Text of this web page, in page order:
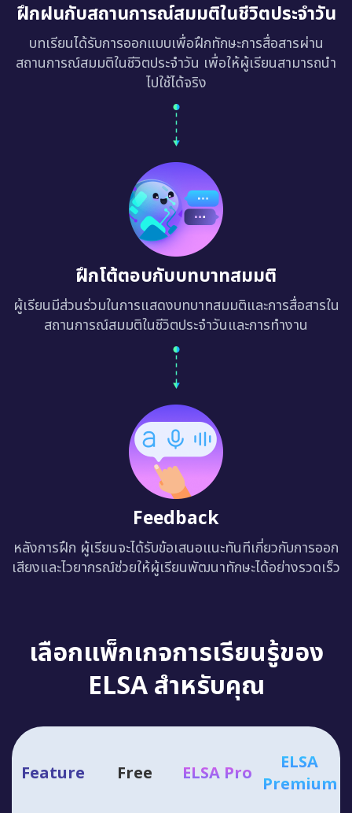
ฝึกฝนกับสถานการณ์สมมติในชีวิตประจำวัน
บทเรียนได้รับการออกแบบเพื่อฝึกทักษะการสื่อสารผ่าน
สถานการณ์สมมติในชีวิตประจำวัน เพื่อให้ผู้เรียนสามารถนำ
ไปใช้ได้จริง
ฝึกโต้ตอบกับบทบาทสมมติ
ผู้เรียนมีส่วนร่วมในการแสดงบทบาทสมมติและการสื่อสารใน
สถานการณ์สมมติในชีวิตประจำวันและการทำงาน
Feedback
หลังการฝึก ผู้เรียนจะได้รับข้อเสนอแนะทันทีเกี่ยวกับการออก
เสียงและไวยากรณ์ช่วยให้ผู้เรียนพัฒนาทักษะได้อย่างรวดเร็ว
เลือกแพ็กเกจการเรียนรู้ของ
ELSA สำหรับคุณ
Feature Free ELSA Pro
ELSA
Premium